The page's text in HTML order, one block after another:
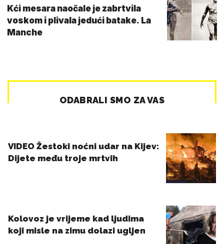
Kći mesara naočale je zabrtvila
voskom i plivala jedući batake. La
Manche